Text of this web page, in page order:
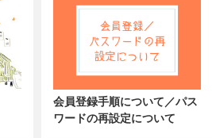
会員登録手順について／パス
ワードの再設定について